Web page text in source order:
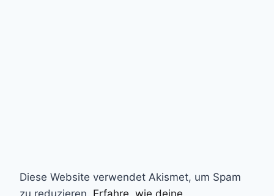
Diese Website verwendet Akismet, um Spam